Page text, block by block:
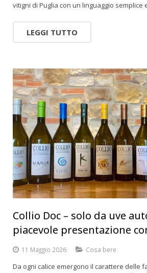
vitigni di Puglia con un linguaggio semplice
LEGGI TUTTO
Collio Doc – solo da uve
piacevole presentazione
11 Maggio 2026 Cosa bere
Da ogni calice emergono il carattere delle